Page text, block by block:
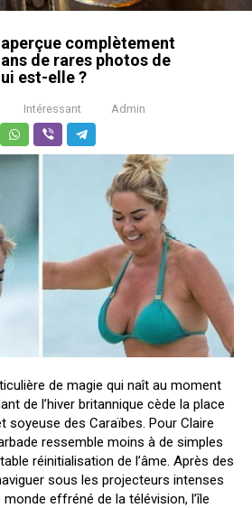
complètement
de rares photos de
est-elle ?
Intéressant Admin
de magie qui naît au moment
de l’hiver britannique cède la place
soyeuse des Caraïbes. Pour Claire
ressemble moins à de simples
réinitialisation de l’âme. Après des
sous les projecteurs intenses
effréné de la télévision, l’île